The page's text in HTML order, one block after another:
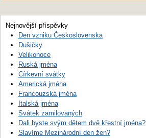
Nejnovější příspěvky
Den vzniku Československa
Dušičky
Velikonoce
Ruská jména
Církevní svátky
Americká jména
Francouzská jména
Italská jména
Svátek zamilovaných
Dali byste svým dětem dvě křestní jména?
Slavíme Mezinárodní den žen?